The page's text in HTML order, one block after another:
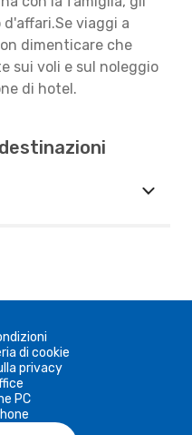
viaggi a
dimenticare che
sui voli e sul noleggio
di hotel.
di cookie
privacy
PC